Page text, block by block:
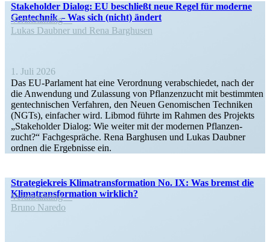
Stake­holder Dialog: EU beschließt neue Regel für moderne
Gentechnik – Was sich (nicht) ändert
Veran­staltung
Lukas Daubner und Rena Barghusen
1. Juli 2026
Das EU-Parlament hat eine Verordnung verab­schiedet, nach der
die Anwendung und Zulassung von Pflan­zen­zucht mit bestimmten
gentech­ni­schen Verfahren, den Neuen Genomi­schen Techniken
(NGTs), einfacher wird. Libmod führte im Rahmen des Projekts
„Stake­holder Dialog: Wie weiter mit der modernen Pflan­zen­
zucht?“ Fachge­spräche. Rena Barghusen und Lukas Daubner
ordnen die Ergeb­nisse ein.
Strate­gie­kreis Klima­trans­for­mation No. IX: Was bremst die
Klima­trans­for­mation wirklich?
Veran­staltung
Bruno Naredo